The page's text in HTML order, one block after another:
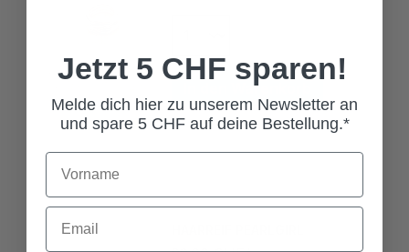
In den Warenkorb
HAARREIF PEARLGIRL
Jetzt 5 CHF sparen!
Melde dich hier zu unserem Newsletter an
und spare 5 CHF auf deine Bestellung.*